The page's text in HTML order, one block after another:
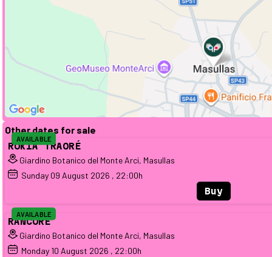
Other dates for sale
ROKIA TRAORÉ
Giardino Botanico del Monte Arci, Masullas
Sunday 09 August 2026 , 22:00h
AVAILABLE
Buy
RANCORE
Giardino Botanico del Monte Arci, Masullas
Monday 10 August 2026 , 22:00h
AVAILABLE